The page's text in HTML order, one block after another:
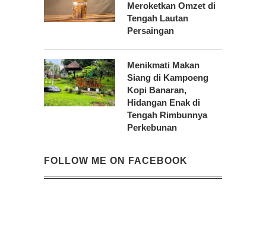
Meroketkan Omzet di
Tengah Lautan
Persaingan
Menikmati Makan
Siang di Kampoeng
Kopi Banaran,
Hidangan Enak di
Tengah Rimbunnya
Perkebunan
FOLLOW ME ON FACEBOOK